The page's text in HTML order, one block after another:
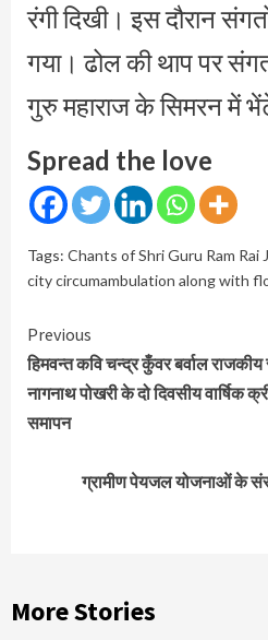
रंगी दिखी। इस दौरान
गया। ढोल की थाप पर
गुरु महाराज के सिमरन में
Spread the love
Tags: Chants of Shri Guru Ram
city circumambulation along with
Continue
Reading
Previous
हिमवन्त कवि चन्द्र कुँवर बर्वाल राजकीय
नागनाथ पोखरी के दो दिवसीय वार्षिक
समापन
ग्रामीण पेयजल योजनाओं के
More Stories